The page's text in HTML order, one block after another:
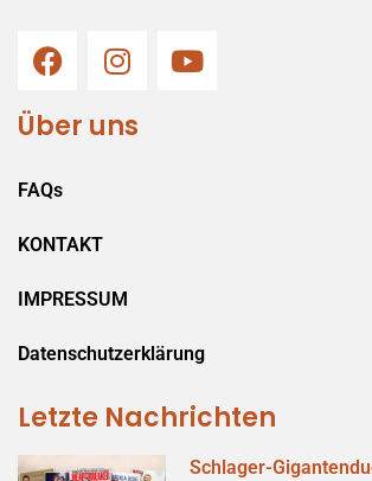
Über uns
FAQs
KONTAKT
IMPRESSUM
Datenschutzerklärung
Letzte Nachrichten
Schlager-